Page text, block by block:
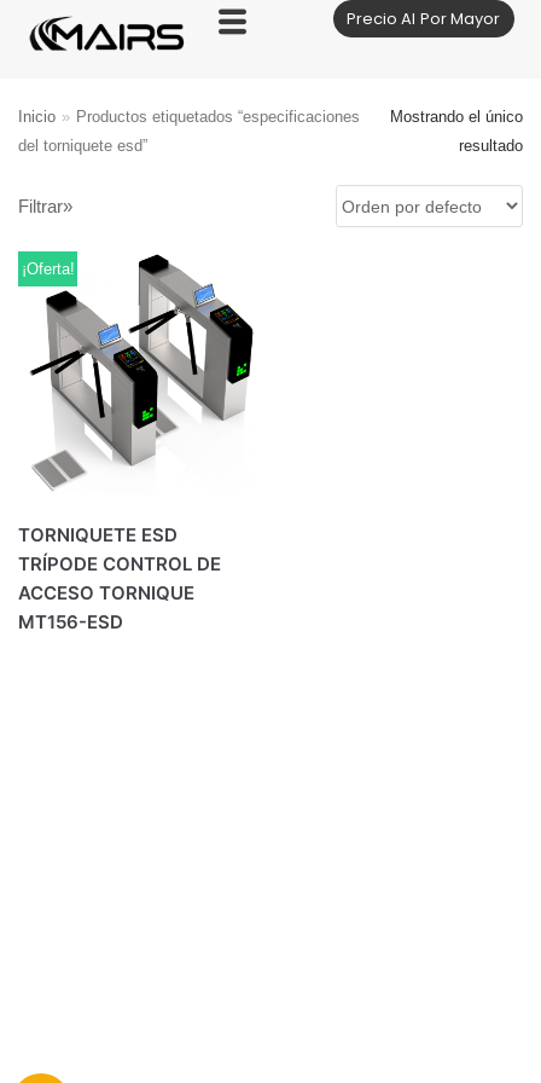
Saltar
al
Precio Al Por Mayor
Inicio » Productos etiquetados “especificaciones
del torniquete esd”
Mostrando el único
resultado
Filtrar»
¡Oferta!
TORNIQUETE ESD
TRÍPODE CONTROL DE
ACCESO TORNIQUE
MT156-ESD